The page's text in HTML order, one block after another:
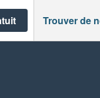
Trouver de